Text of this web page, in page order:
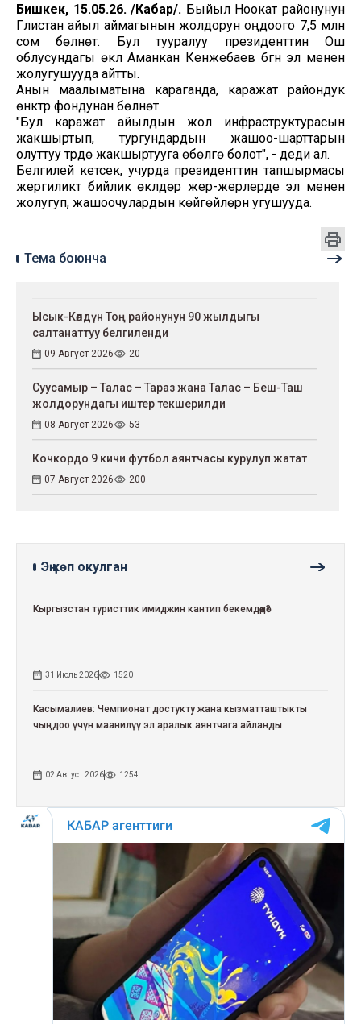
Бишкек, 15.05.26. /Кабар/. Быйыл Ноокат районунун
Гүлистан айыл аймагынын жолдорун оңдоого 7,5 млн
сом бөлүнөт. Бул тууралуу президенттин Ош
облусундагы өкүлү Аманкан Кенжебаев бүгүн эл менен
жолугушууда айтты.
Анын маалыматына караганда, каражат райондук
өнүктүрүү фондунан бөлүнөт.
"Бул каражат айылдын жол инфраструктурасын
жакшыртып, тургундардын жашоо-шарттарын
олуттуу түрдө жакшыртууга өбөлгө болот", - деди ал.
Белгилей кетсек, учурда президенттин тапшырмасы
жергиликтүү бийлик өкүлдөрү жер-жерлерде эл менен
жолугуп, жашоочулардын көйгөйлөрүн угушууда.
Тема боюнча
Ысык-Көлдүн Тоң районунун 90 жылдыгы
салтанаттуу белгиленди
09 Август 2026 20
Суусамыр – Талас – Тараз жана Талас – Беш-Таш
жолдорундагы иштер текшерилди
08 Август 2026 53
Кочкордо 9 кичи футбол аянтчасы курулуп жатат
07 Август 2026 200
Эң көп окулган
Кыргызстан туристтик имиджин кантип бекемдөөдө?
31 Июль 2026 1520
Касымалиев: Чемпионат достукту жана кызматташтыкты
чыңдоо үчүн маанилүү эл аралык аянтчага айланды
02 Август 2026 1254